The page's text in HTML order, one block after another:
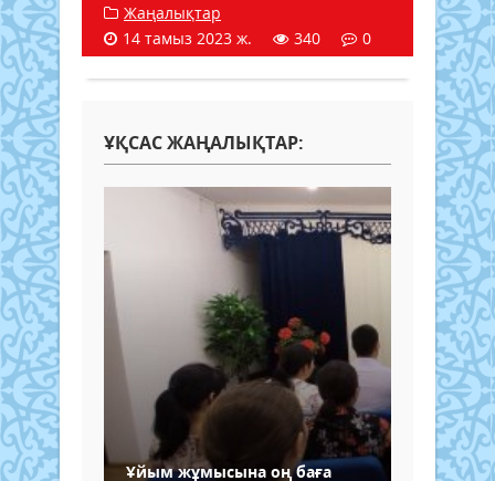
Жаңалықтар
14 тамыз 2023 ж.
340 0
ҰҚСАС ЖАҢАЛЫҚТАР:
Ұйым жұмысына оң баға